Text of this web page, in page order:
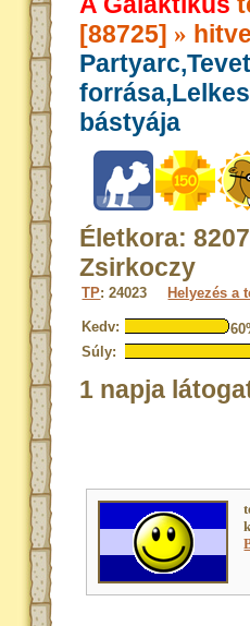
[88725] »
bástyája
Életkora:
Zsirkoczy
TP: 24023 Helyezés a
Kedv:
Súly:
1 napja